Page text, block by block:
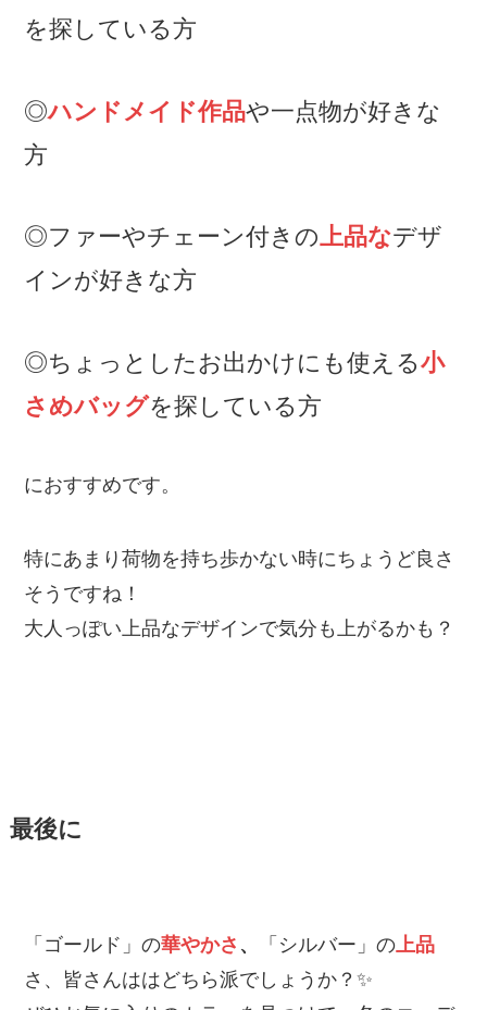
を探している方
◎ハンドメイド作品や一点物が好きな
方
◎ファーやチェーン付きの上品なデザ
インが好きな方
◎ちょっとしたお出かけにも使える小
さめバッグを探している方
におすすめです。
特にあまり荷物を持ち歩かない時にちょうど良さ
そうですね！
大人っぽい上品なデザインで気分も上がるかも？
最後に
「ゴールド」の華やかさ 、 「シルバー」の 上品
さ、皆さんははどちら派でしょうか？✨